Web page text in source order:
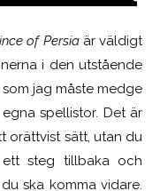
of Persiaär väldigt
i den utstående
jag måste medge
spellistor. Det är
orättvist sätt, utan du
steg tillbaka och
ska komma vidare.